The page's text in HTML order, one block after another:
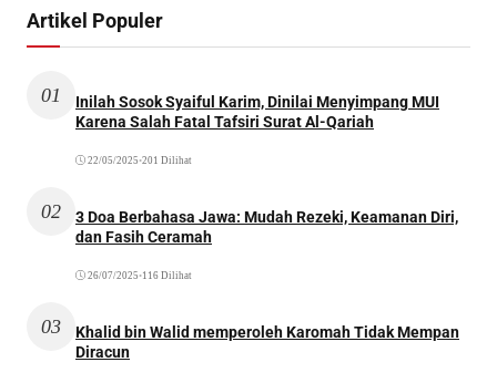
Artikel Populer
01
Inilah Sosok Syaiful Karim, Dinilai Menyimpang MUI
Karena Salah Fatal Tafsiri Surat Al-Qariah
22/05/2025 •201 Dilihat
02
3 Doa Berbahasa Jawa: Mudah Rezeki, Keamanan Diri,
dan Fasih Ceramah
26/07/2025 •116 Dilihat
03
Khalid bin Walid memperoleh Karomah Tidak Mempan
Diracun